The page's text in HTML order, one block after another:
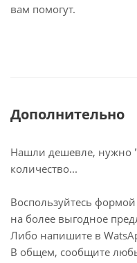
вам помогут.
Дополнительно
Нашли дешевле, нужно
количество...
Воспользуйтесь
на более выгодное
Либо напишите в
В общем, сообщите